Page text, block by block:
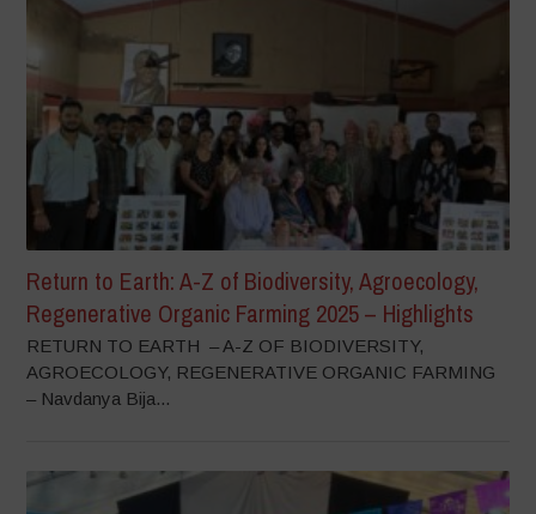
Return to Earth: A-Z of Biodiversity, Agroecology,
Regenerative Organic Farming 2025 – Highlights
RETURN TO EARTH – A-Z OF BIODIVERSITY,
AGROECOLOGY, REGENERATIVE ORGANIC FARMING
– Navdanya Bija...